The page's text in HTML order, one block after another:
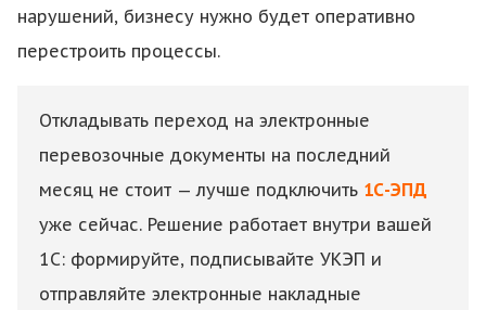
нарушений, бизнесу нужно будет оперативно
перестроить процессы.
Откладывать переход на электронные
перевозочные документы на последний
месяц не стоит — лучше подключить 1С-ЭПД
уже сейчас. Решение работает внутри вашей
1С: формируйте, подписывайте УКЭП и
отправляйте электронные накладные